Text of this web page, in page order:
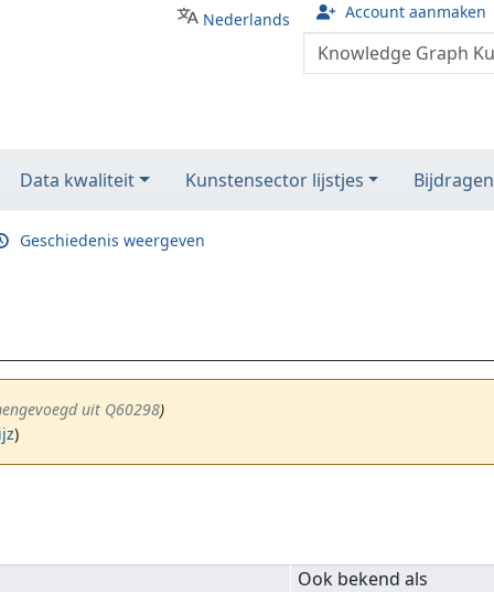
Nederlands Account aanmaken
Data kwaliteit Kunstensector lijstjes Bijdragen
Geschiedenis weergeven
uit Q60298)
)
Ook bekend als